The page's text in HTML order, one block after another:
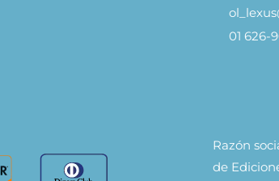
01 626-
Razón
de